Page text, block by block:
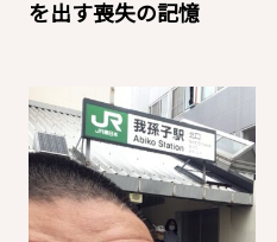
を出す喪失の記憶